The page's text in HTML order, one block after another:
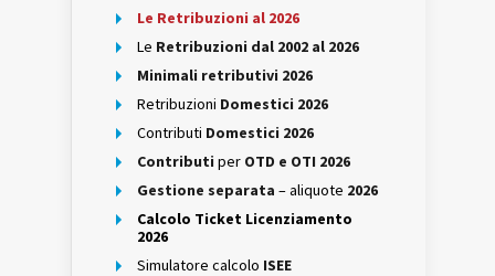
Le Retribuzioni al 2026
Le Retribuzioni dal 2002 al 2026
Minimali retributivi 2026
Retribuzioni Domestici 2026
Contributi Domestici 2026
Contributi per OTD e OTI 2026
Gestione separata – aliquote 2026
Calcolo Ticket Licenziamento
2026
Simulatore calcolo ISEE